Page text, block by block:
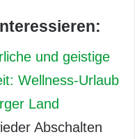
und geistige
Wellness-Urlaub
Land
Abschalten